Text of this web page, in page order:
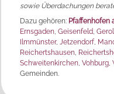
sowie Überdachungen
Dazu gehören: Pfaffenhofen
Ernsgaden,Geisenfeld,
Ilmmünster,Jetzendorf,
Reichertshausen,
Schweitenkirchen,Vohburg,
Gemeinden.